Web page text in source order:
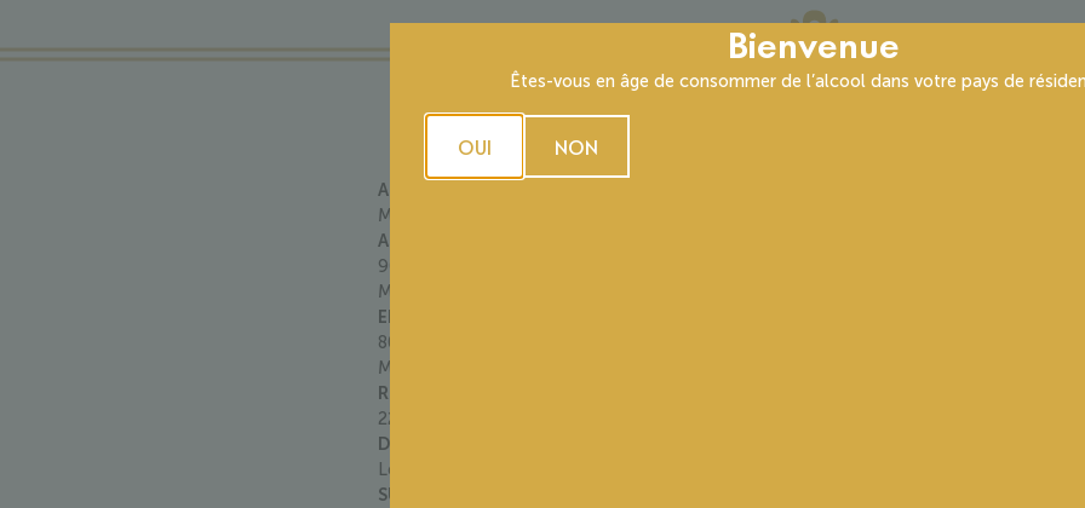
APPELLATION – AOC
Médoc Blanc
ASSEMBLAGE
90 % Sauvignon Blanc, 6 % Sémillon, 4%
Muscadelle
ENCEPAGEMENT
80 % Sauvignon Blanc, 16 % Sémillon, 4%
Muscadelle
RENDEMENT
22.5hl/ha
DATE DES VENDANGES
Le 25 août 2025
SUPERFICIE DE PRODUCTION
Bienvenue
Êtes-vous en âge de consommer de l’alcool dans votre pays de
OUI NON